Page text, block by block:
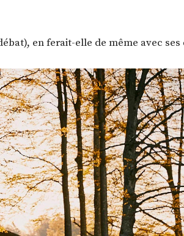
en ferait-elle de même avec